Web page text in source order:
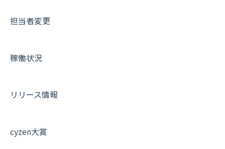
商品
お知らせ
商品
契約・その他
メンバー画面について
その他よくある質問
担当者変更
稼働状況
リリース情報
cyzen大賞